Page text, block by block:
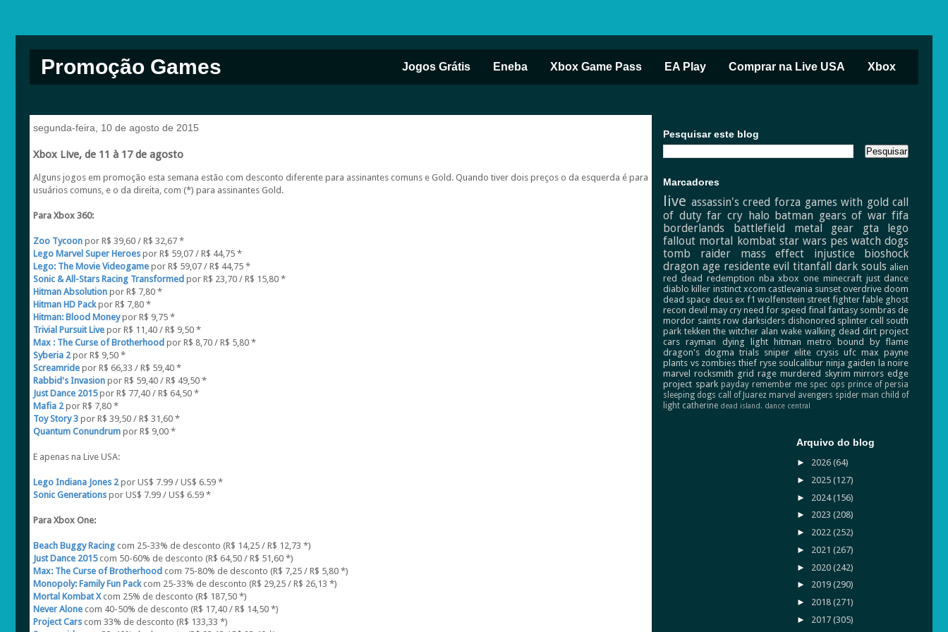
Promoção Games Jogos Grátis Eneba Xbox Game Pass EA Play Comprar na Live USA Xbox
segunda-feira, 10 de agosto de 2015
Xbox Live, de 11 à 17 de agosto
Alguns jogos em promoção esta semana estão com desconto diferente para assinantes comuns e Gold. Quando tiver dois preços o da esquerda é para
usuários comuns, e o da direita, com (*) para assinantes Gold.
Para Xbox 360:
Zoo Tycoon por R$ 39,60 / R$ 32,67 *
Lego Marvel Super Heroes por R$ 59,07 / R$ 44,75 *
Lego: The Movie Videogame por R$ 59,07 / R$ 44,75 *
Sonic & All-Stars Racing Transformed por R$ 23,70 / R$ 15,80 *
Hitman Absolution por R$ 7,80 *
Hitman HD Packpor R$ 7,80 *
Hitman: Blood Moneypor R$ 9,75 *
Trivial Pursuit Live por R$ 11,40 / R$ 9,50 *
Max : The Curse of Brotherhood por R$ 8,70 / R$ 5,80 *
Syberia 2por R$ 9,50 *
Screamride por R$ 66,33 / R$ 59,40 *
Rabbid's Invasion por R$ 59,40 / R$ 49,50 *
Just Dance 2015por R$ 77,40 / R$ 64,50 *
Mafia 2por R$ 7,80 *
Toy Story 3 por R$ 39,50 / R$ 31,60 *
Quantum Conundrum por R$ 9,00 *
E apenas na Live USA:
Lego Indiana Jones 2por US$ 7.99 / US$ 6.59 *
Sonic Generations por US$ 7.99 / US$ 6.59 *
Para Xbox One:
Beach Buggy Racing com 25-33% de desconto (R$ 14,25 / R$ 12,73 *)
Just Dance 2015com 50-60% de desconto (R$ 64,50 / R$ 51,60 *)
Max: The Curse of Brotherhood com 75-80% de desconto (R$ 7,25 / R$ 5,80 *)
Monopoly: Family Fun Packcom 25-33% de desconto (R$ 29,25 / R$ 26,13 *)
Mortal Kombat Xcom 25% de desconto (R$ 187,50 *)
Never Alone com 40-50% de desconto (R$ 17,40 / R$ 14,50 *)
Project Cars com 33% de desconto (R$ 133,33 *)
Pesquisar este blog
Marcadores
live assassin's creed forza games with gold call
of duty far cry halo batman gears of war fifa
borderlands
battlefield metal gear gta
lego
fallout mortal kombat star wars pes watch dogs
tomb raider
mass effect injustice
bioshock
dragon age residente evil titanfall dark souls alien
red dead redemption nba xbox one minecraft just dance
diablo killer instinct xcom castlevania sunset overdrive doom
dead space deus ex f1 wolfenstein street fighter fable ghost
recon devil may cry need for speed final fantasy sombras de
mordor saints row darksiders dishonored splinter cell south
park tekken the witcher alan wake walking dead dirt project
cars rayman dying light hitman metro
bound by flame
dragon's dogma trials sniper elite crysis ufc max payne
plants vs zombies thief ryse soulcalibur ninja gaiden la noire
marvel rocksmith grid rage murdered skyrim mirrors edge
project spark payday remember me spec ops prince of persia
sleeping dogs call of Juarez marvel avengers spider man child of
light catherine dead island. dance central
Arquivo do blog
► 2026(64)
► 2025(127)
► 2024(156)
► 2023(208)
► 2022(252)
► 2021(267)
► 2020(242)
► 2019(290)
► 2018(271)
► 2017(305)